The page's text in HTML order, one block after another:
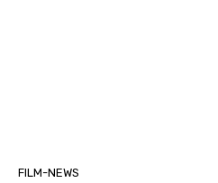
FILM-NEWS